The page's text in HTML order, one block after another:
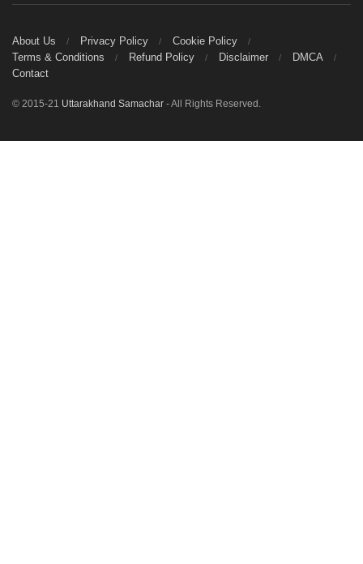
About Us Privacy Policy
Cookie Policy
Terms & Conditions
Refund Policy Disclaimer
DMCA
Contact
© 2015-21 Uttarakhand Samachar - All Rights Reserved.